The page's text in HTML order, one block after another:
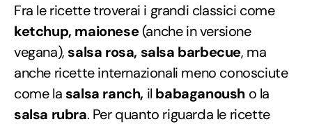
Fra le ricette troverai i grandi classici come
ketchup, maionese(anche in versione
vegana), salsa rosa, salsa barbecue, ma
anche ricette internazionali meno conosciute
come la salsa ranch, il babaganoush o la
salsa rubra. Per quanto riguarda le ricette